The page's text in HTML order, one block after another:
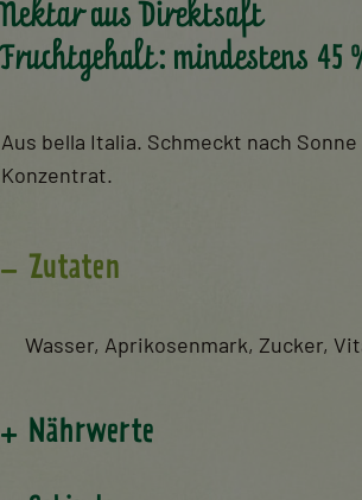
Nektar aus Direktsaft
Fruchtgehalt: mindestens 45
Aus bella Italia. Schmeckt nach
Konzentrat.
Zutaten
Wasser, Aprikosenmark, Zucker,
Nährwerte